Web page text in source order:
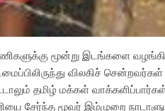
மூன்று இடங்களை
விலகிச்
தமிழ் மக்கள்
சேர்ந்த மூவர் இம்முறை